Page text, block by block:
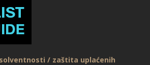
/ zaštita uplaćenih